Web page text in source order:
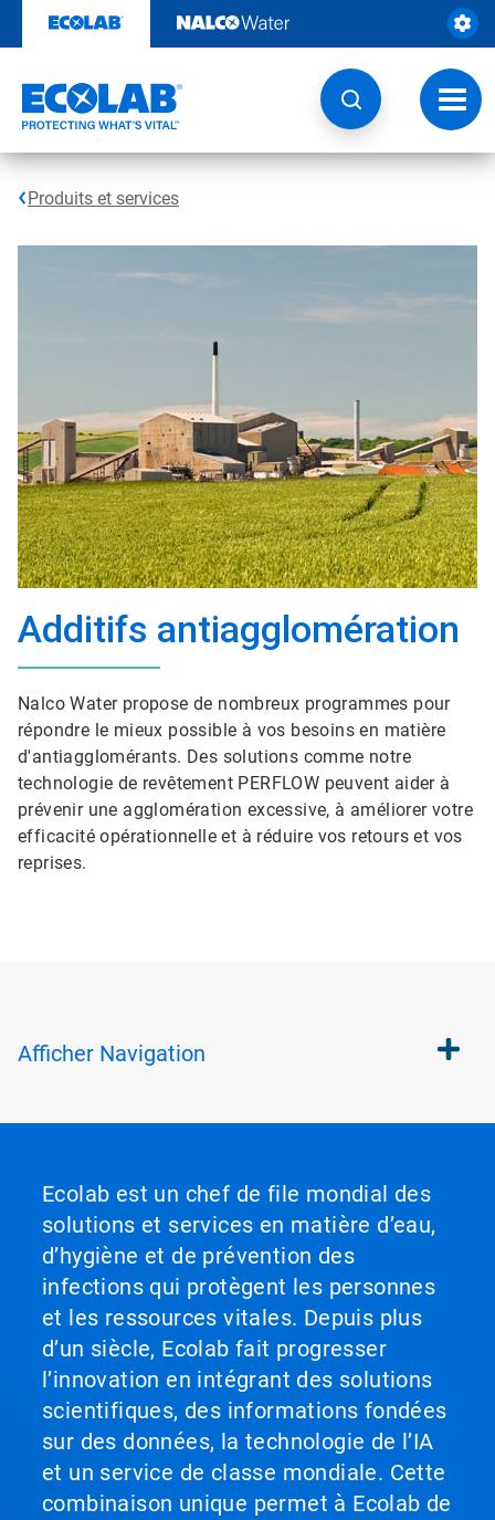
contenu​​​​​​​
à
Produits et services
Additifs antiagglomération
Nalco Water propose de nombreux programmes pour
répondre le mieux possible à vos besoins en matière
d'antiagglomérants. Des solutions comme notre
technologie de revêtement PERFLOW peuvent aider à
prévenir une agglomération excessive, à améliorer votre
efficacité opérationnelle et à réduire vos retours et vos
reprises.
Afficher Navigation
Ecolab est un chef de file mondial des
solutions et services en matière d’eau,
d’hygiène et de prévention des
infections qui protègent les personnes
et les ressources vitales. Depuis plus
d’un siècle, Ecolab fait progresser
l’innovation en intégrant des solutions
scientifiques, des informations fondées
sur des données, la technologie de l’IA
et un service de classe mondiale. Cette
combinaison unique permet à Ecolab de